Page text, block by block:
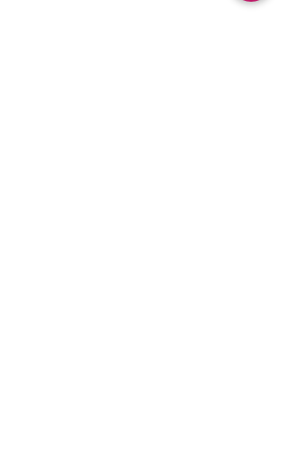
着丈が少し長めのザックリ感のあるサ